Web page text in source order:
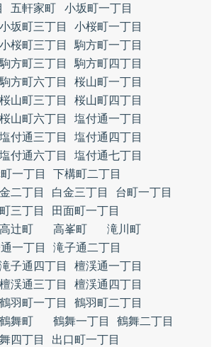
五軒家町
小坂町一丁目
小坂町三丁目
小桜町一丁目
小桜町三丁目
駒方町一丁目
駒方町三丁目
駒方町四丁目
駒方町六丁目
桜山町一丁目
桜山町三丁目
桜山町四丁目
桜山町六丁目
塩付通一丁目
塩付通三丁目
塩付通四丁目
塩付通六丁目
塩付通七丁目
一丁目
下構町二丁目
二丁目 白金三丁目
台町一丁目
三丁目
田面町一丁目
高辻町 高峯町
滝川町
一丁目
滝子通二丁目
滝子通四丁目
檀渓通一丁目
檀渓通三丁目
檀渓通四丁目
鶴羽町一丁目
鶴羽町二丁目
鶴舞町 鶴舞一丁目
鶴舞二丁目
四丁目
出口町一丁目